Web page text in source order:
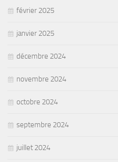
février 2025
janvier 2025
décembre 2024
novembre 2024
octobre 2024
septembre 2024
juillet 2024